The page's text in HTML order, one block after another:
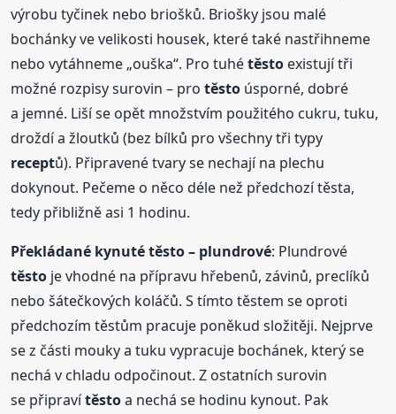
výrobu tyčinek nebo briošků. Briošky jsou malé
bochánky ve velikosti housek, které také nastřihneme
nebo vytáhneme „ouška“. Pro tuhétěsto existují tři
možné rozpisy surovin – protěsto úsporné, dobré
a jemné. Liší se opět množstvím použitého cukru, tuku,
droždí a žloutků (bez bílků pro všechny tři typy
receptů). Připravené tvary se nechají na plechu
dokynout. Pečeme o něco déle než předchozí těsta,
tedy přibližně asi 1 hodinu.
Překládané kynutétěsto– plundrové: Plundrové
těsto je vhodné na přípravu hřebenů, závinů, preclíků
nebo šátečkových koláčů. S tímto těstem se oproti
předchozím těstům pracuje poněkud složitěji. Nejprve
se z části mouky a tuku vypracuje bochánek, který se
nechá v chladu odpočinout. Z ostatních surovin
se připravítěstoa nechá se hodinu kynout. Pak